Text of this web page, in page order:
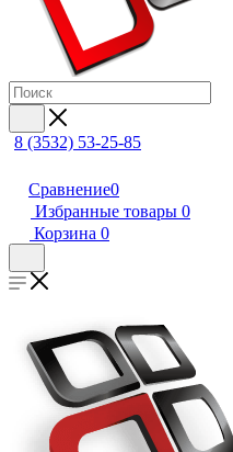
8 (3532) 53-25-85
Сравнение0
Избранные товары 0
Корзина 0